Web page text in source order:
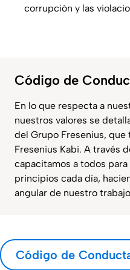
corrupción y las
Código de
En lo que respecta a
nuestros valores se
del Grupo Fresenius, que
Fresenius Kabi. A través
capacitamos a todos
principios cada día,
angular de nuestro
Código de